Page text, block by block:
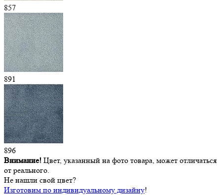
857
891
896
Внимание! Цвет, указанный на фото товара, может отличаться
от реального.
Не нашли свой цвет?
Изготовим по индивидуальному дизайну!